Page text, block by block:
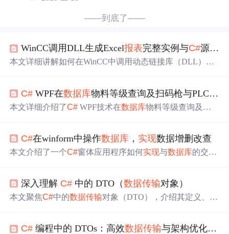
——到底了——
WinCC调用DLL生成Excel报表完整实例与C#源码详解
本文详细讲解如何在WinCC中调用动态链接库（DLL）生
表 自动化流程。通过完整实例与源码解析，帮助用户实现
工业现场数据的高效导出与报表生成。
C# WPF在数据库物料等级查询及扫码枪与PLC数
本文详细介绍了C# WPF技术在数据库物料等级查询及扫
P通信基础，以及异步后台任务处理、错误处理和数据安全
措施，以避免UI阻塞，提升应用稳定性。
C#在winform中操作数据库 ， 实现数据增删改查
本文介绍了一个C#窗体应用程序如何实现与数据库的交
深入理解 C# 中的 DTO（数据传输对象）
本文聚焦C#中的数据传输对象（DTO），介绍其定义、核
法，以及在Web API开发、微服务通信等场景的应用，同
C# 编程中的 DTOs：高效数据传输与架构优化指南